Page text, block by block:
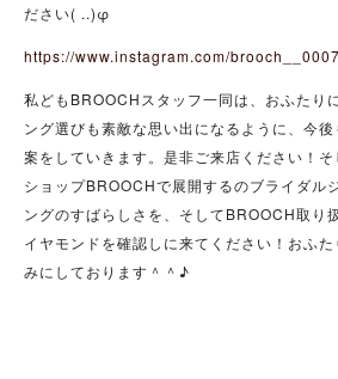
ださい( ..)φ
https://www.instagram.com/
私どもBROOCHスタッフ一同は、おふたり
ング選びも素敵な思い出になるように、今
案をしていきます。是非ご来店ください！
ショップBROOCHで展開するのブライダル
ングのすばらしさを、そしてBROOCH取り
イヤモンドを確認しに来てください！おふ
みにしております＾＾♪